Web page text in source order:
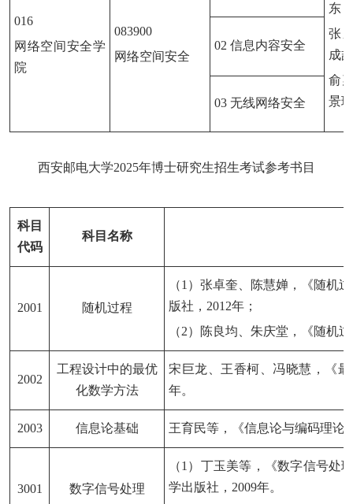
016
网络空间安全学
院
083900
网络空间安全
东
张
成喆
俞
景瑜
02 信息内容安全
03 无线网络安全
西安邮电大学2025年博士研究生招生考试参考书目
科目
代码
科目名称
2001 随机过程
（1）张卓奎、陈慧婵，《随机
版社，2012年；
（2）陈良均、朱庆堂，《随机
2002
工程设计中的最优
化数学方法
宋巨龙、王香柯、冯晓慧，《
年。
2003 信息论基础 王育民等，《信息论与编码理论
3001 数字信号处理
（1） 丁玉美等，《数字信号处
学出版社， 2009年。